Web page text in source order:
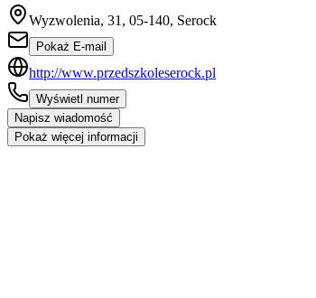
Wyzwolenia, 31, 05-140, Serock
Pokaż E-mail
http://www.przedszkoleserock.pl
Wyświetl numer
Napisz wiadomość
Pokaż więcej informacji